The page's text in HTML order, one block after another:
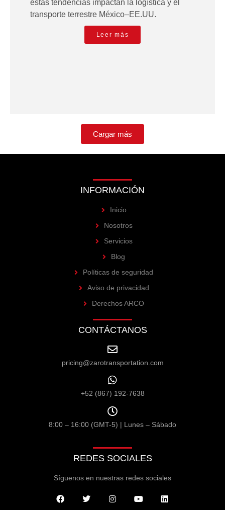
estas tendencias impactan la logística y el
transporte terrestre México–EE.UU.
Leer más
Cargar más
INFORMACIÓN
Inicio
Nosotros
Servicios
Blog
Políticas de seguridad
Aviso de privacidad
Derechos ARCO
CONTÁCTANOS
pricing@zarotransportation.com
+52 (867) 192-7638
8:00 – 16:00 (GMT-5) | Lunes – Sábado
REDES SOCIALES
Síguenos en nuestras redes sociales